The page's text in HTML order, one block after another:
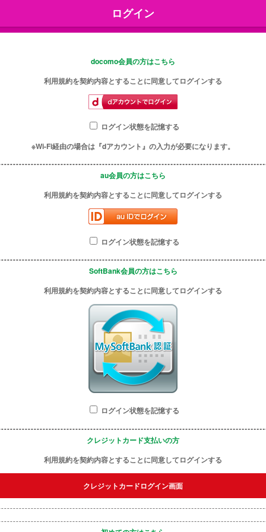
ログイン
docomo会員の方はこちら
利用規約を契約内容とすることに同意してログインする
ログイン状態を記憶する
※Wi-Fi経由の場合は『dアカウント』の入力が必要になります。
au会員の方はこちら
利用規約を契約内容とすることに同意してログインする
ログイン状態を記憶する
SoftBank会員の方はこちら
利用規約を契約内容とすることに同意してログインする
ログイン状態を記憶する
クレジットカード支払いの方
利用規約を契約内容とすることに同意してログインする
クレジットカードログイン画面